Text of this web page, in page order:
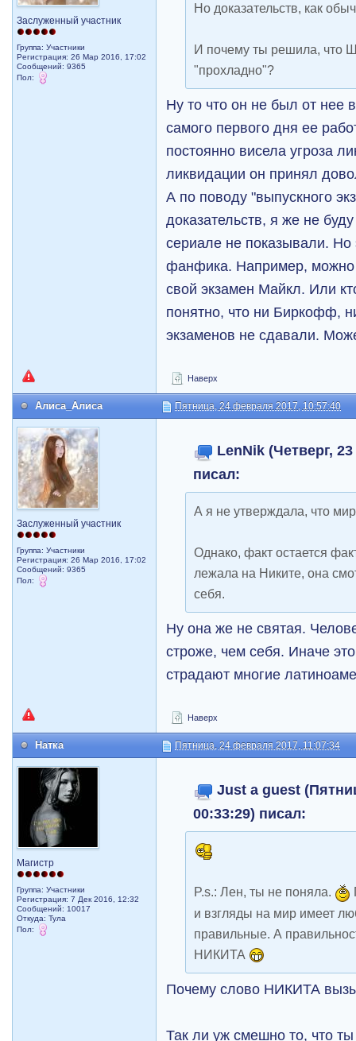
Заслуженный участник
Группа: Участники
Регистрация: 26 Мар 2016, 17:02
Сообщений: 9365
Пол:
Но доказательств, как
И почему ты решила, что
"прохладно"?
Ну то что он не был от нее
самого первого дня ее
постоянно висела угроза
ликвидации он принял
А по поводу "выпускного
доказательств, я же не
сериале не показывали.
фанфика. Например, можно
свой экзамен Майкл. Или
понятно, что ни Биркофф,
экзаменов не сдавали.
Наверх
Алиса_Алиса Пятница, 24 февраля 2017, 10:57:40
Заслуженный участник
Группа: Участники
Регистрация: 26 Мар 2016, 17:02
Сообщений: 9365
Пол:
LenNik (Четверг,
писал:
А я не утверждала, что
Однако, факт остается
лежала на Никите, она
себя.
Ну она же не святая.
строже, чем себя. Иначе
страдают многие
Наверх
Натка Пятница, 24 февраля 2017, 11:07:34
Магистр
Группа: Участники
Регистрация: 7 Дек 2016, 12:32
Сообщений: 10017
Откуда: Тула
Пол:
Just a guest
00:33:29) писал:
P.s.: Лен, ты не поняла.
и взгляды на мир имеет
правильные. А
НИКИТА
Почему слово НИКИТА
Так ли уж смешно то, что